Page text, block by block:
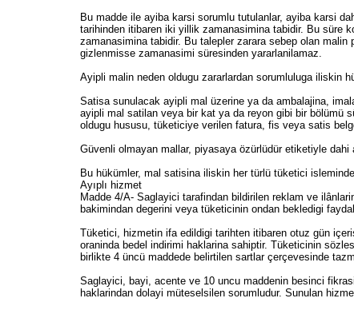
Bu madde ile ayiba karsi sorumlu tutulanlar, ayiba karsi
tarihinden itibaren iki yillik zamanasimina tabidir. Bu süre
zamanasimina tabidir. Bu talepler zarara sebep olan
gizlenmisse zamanasimi süresinden yararlanilamaz.
Ayipli malin neden oldugu zararlardan sorumluluga iliskin
Satisa sunulacak ayipli mal üzerine ya da ambalajina,
ayipli mal satilan veya bir kat ya da reyon gibi bir bölümü
oldugu hususu, tüketiciye verilen fatura, fis veya satis
Güvenli olmayan mallar, piyasaya özürlüdür etiketiyle
Bu hükümler, mal satisina iliskin her türlü tüketici
Ayıplı hizmet
Madde 4/A- Saglayici tarafindan bildirilen reklam ve
bakimindan degerini veya tüketicinin ondan bekledigi
Tüketici, hizmetin ifa edildigi tarihten itibaren otuz gün
oraninda bedel indirimi haklarina sahiptir. Tüketicinin
birlikte 4 üncü maddede belirtilen sartlar çerçevesinde
Saglayici, bayi, acente ve 10 uncu maddenin besinci
haklarindan dolayi müteselsilen sorumludur. Sunulan